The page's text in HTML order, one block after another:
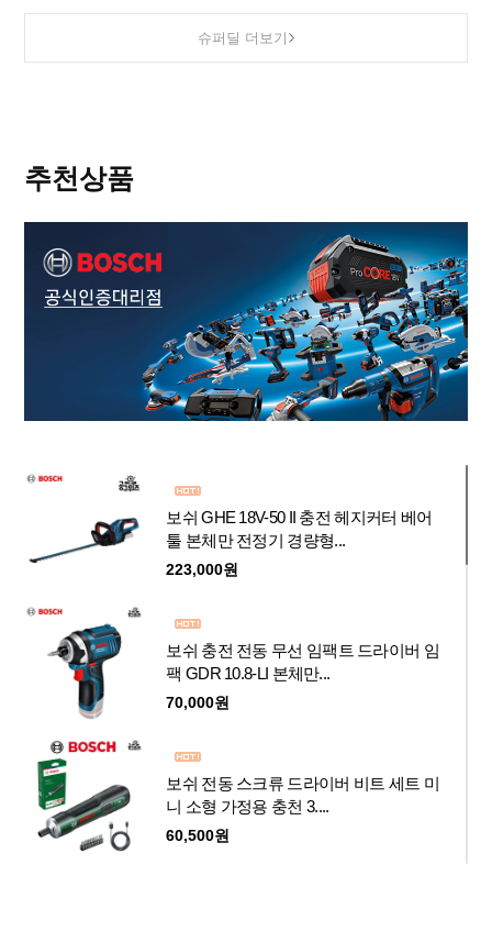
슈퍼딜 더보기
추천상품
보쉬 GHE 18V-50 II 충전 헤지커터 베어
툴 본체만 전정기 경량형...
223,000원
보쉬 충전 전동 무선 임팩트 드라이버 임
팩 GDR 10.8-LI 본체만...
70,000원
보쉬 전동 스크류 드라이버 비트 세트 미
니 소형 가정용 충천 3....
60,500원